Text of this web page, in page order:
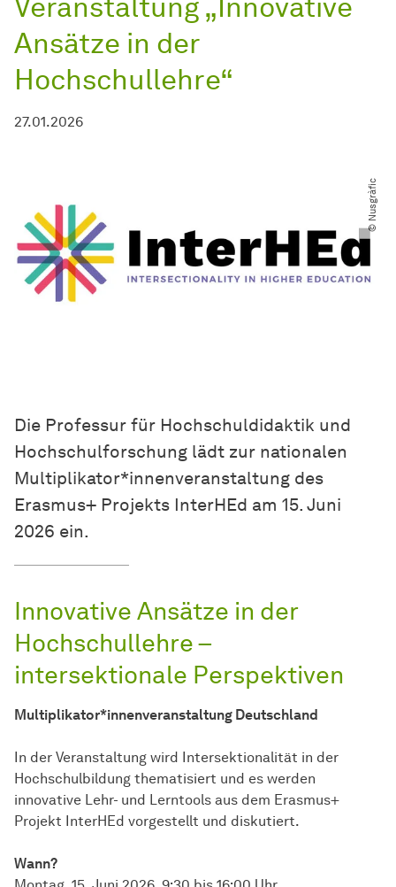
Ansätze in der
Hochschullehre“
27.01.2026
© Nusgràfic
Die Professur für Hochschuldidaktik und
Hochschulforschung lädt zur nationalen
Multiplikator*innenveranstaltung des
Erasmus+ Projekts InterHEd am 15. Juni
2026 ein.
Innovative Ansätze in der
Hochschullehre –
intersektionale Perspektiven
Multiplikator*innenveranstaltung Deutschland
In der Veranstaltung wird Intersektionalität in der
Hochschulbildung thematisiert und es werden
innovative Lehr- und Lerntools aus dem Erasmus+
Projekt InterHEd vorgestellt und diskutiert.
Wann?